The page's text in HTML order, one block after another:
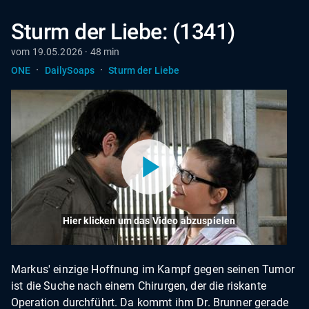
Sturm der Liebe: (1341)
vom 19.05.2026 · 48 min
ONE · DailySoaps · Sturm der Liebe
Hier klicken um das Video abzuspielen
Markus' einzige Hoffnung im Kampf gegen seinen Tumor
ist die Suche nach einem Chirurgen, der die riskante
Operation durchführt. Da kommt ihm Dr. Brunner gerade